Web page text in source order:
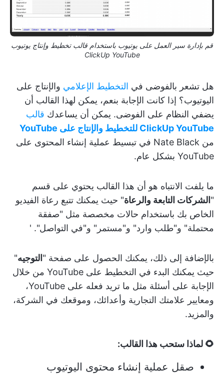
قم بإدارة سير العمل على يوتيوب باستخدام قالب تخطيط وإنتاج يوتيوب
ClickUp YouTube
هل تشعر بالفوضى في التخطيط الإعلامي والإنتاج على
اليوتيوب؟ إذا كانت الإجابة بنعم، يمكن لهذا القالب أن
يضفي النظام على الفوضى. يمكن أن يساعدك قالب
ClickUp YouTube للتخطيط والإنتاج على YouTube
من Nate Black في تبسيط عملية إنشاء المحتوى على
YouTube بشكل عام.
ما يلفت الانتباه هو أن هذا القالب يحتوي على قسم
"الشركات التابعة والرعاة" حيث يمكنك تتبع رعاة الفيديو
الخاص بك باستخدام حالات مخصصة مثل "صفقة
محتملة" و"طلب وارد" و"مستمر" و"في التواصل". '
بالإضافة إلى ذلك، يمكنك الحصول على صفحة "التوجيه"
حيث يمكنك البدء في التخطيط على YouTube من خلال
الإجابة على أسئلة مثل ما تريد فعله على YouTube،
ومعايير علامتك التجارية وأعدائك، وموقعك في الشركة،
والمزيد.
🌻 لماذا ستحب هذا القالب:
صقل عملية إنشاء محتوى اليوتيوب